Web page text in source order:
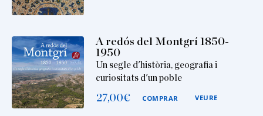
A redós del Montgrí 1850-
1950
Un segle d'història, geografia i
curiositats d'un poble
27,00€ COMPRAR VEURE